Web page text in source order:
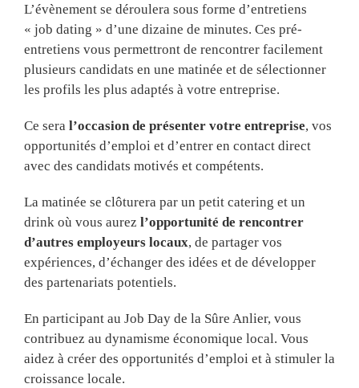
L’évènement se déroulera sous forme d’entretiens
« job dating » d’une dizaine de minutes. Ces pré-
entretiens vous permettront de rencontrer facilement
plusieurs candidats en une matinée et de sélectionner
les profils les plus adaptés à votre entreprise.
Ce sera l’occasion de présenter votre entreprise, vos
opportunités d’emploi et d’entrer en contact direct
avec des candidats motivés et compétents.
La matinée se clôturera par un petit catering et un
drink où vous aurez l’opportunité de rencontrer
d’autres employeurs locaux, de partager vos
expériences, d’échanger des idées et de développer
des partenariats potentiels.
En participant au Job Day de la Sûre Anlier, vous
contribuez au dynamisme économique local. Vous
aidez à créer des opportunités d’emploi et à stimuler la
croissance locale.